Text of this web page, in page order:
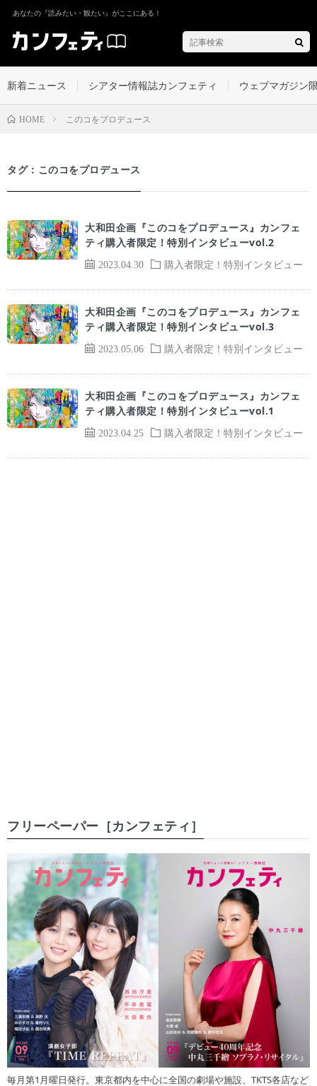
あなたの『読みたい・観たい』がここにある！
新着ニュース シアター情報誌カンフェティ ウェブマガジン
HOME このコをプロデュース
タグ：このコをプロデュース
2023.04.30 購入者限定！特別インタビュー
大和田企画『このコをプロデュース』カンフェ
ティ購入者限定！特別インタビューvol.2
2023.05.06 購入者限定！特別インタビュー
大和田企画『このコをプロデュース』カンフェ
ティ購入者限定！特別インタビューvol.3
2023.04.25 購入者限定！特別インタビュー
大和田企画『このコをプロデュース』カンフェ
ティ購入者限定！特別インタビューvol.1
フリーペーパー［カンフェティ］
毎月第1月曜日発行。東京都内を中心に全国の劇場や施設、TKTS各店など